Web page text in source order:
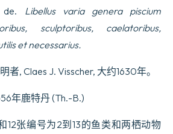
de. Libellus varia genera piscium
sculptoribus, caelatoribus,
et necessarius.
者, Claes J. Visscher, 大约1630年。
年鹿特丹 (Th.-B.)
12张编号为2到13的鱼类和两栖动物